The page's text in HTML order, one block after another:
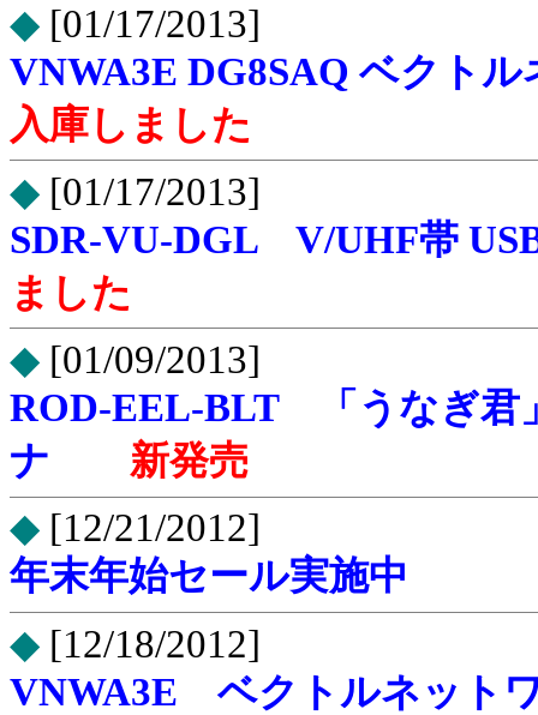
◆ [01/17/2013]
VNWA3E DG8SAQ ベクト
入庫しました
◆ [01/17/2013]
SDR-VU-DGL V/UHF帯
ました
◆ [01/09/2013]
ROD-EEL-BLT 「うなぎ君
ナ
新発売
◆ [12/21/2012]
年末年始セール実施中
◆ [12/18/2012]
VNWA3E ベクトルネット